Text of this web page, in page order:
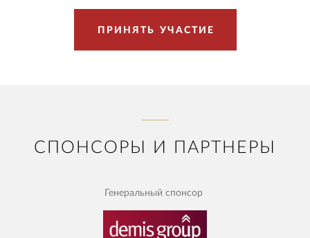
П Р И Н Я Т Ь УЧ АСТ И Е
СПОНСОРЫ И ПАРТНЕРЫ
Генеральный спонсор